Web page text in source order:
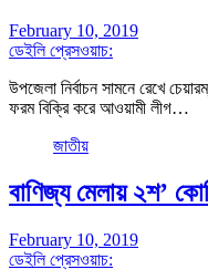
February 10, 2019
ডেইলি প্রেসওয়াচ:
উপজেলা নির্বাচন সামনে রেখে
ফরম বিক্রি করে আওয়ামী লীগ…
জাতীয়
বাণিজ্য মেলায় ২শ’
February 10, 2019
ডেইলি প্রেসওয়াচ: